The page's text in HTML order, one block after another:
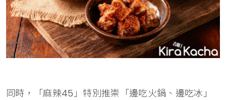
同時，「麻辣45」特別推崇「邊吃火鍋、邊吃冰」